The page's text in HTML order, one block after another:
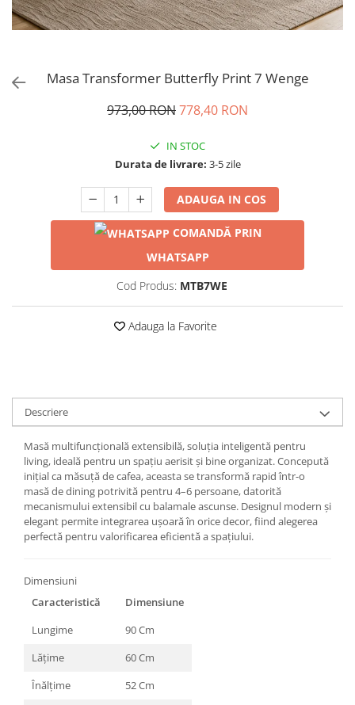
Masa Transformer Butterfly Print 7 Wenge
973,00 RON778,40 RON
IN STOC
Durata de livrare: 3-5 zile
ADAUGA IN COS
COMANDĂ PRIN
WHATSAPP
Cod Produs: MTB7WE
Adauga la Favorite
Descriere
Masă multifuncțională extensibilă, soluția inteligentă pentru
living, ideală pentru un spațiu aerisit și bine organizat. Concepută
inițial ca măsuță de cafea, aceasta se transformă rapid într-o
masă de dining potrivită pentru 4–6 persoane, datorită
mecanismului extensibil cu balamale ascunse. Designul modern și
elegant permite integrarea ușoară în orice decor, fiind alegerea
perfectă pentru valorificarea eficientă a spațiului.
Dimensiuni
Caracteristică
Dimensiune
Lungime
90 Cm
Lățime
60 Cm
Înălțime
52 Cm